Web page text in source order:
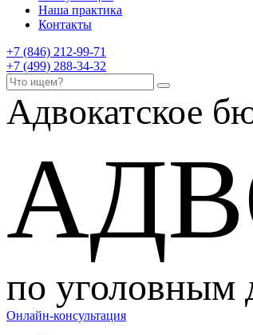
Наша практика
Контакты
+7 (846) 212-99-71
+7 (499) 288-34-32
Адвокатское
по уголовным
Онлайн-консультация